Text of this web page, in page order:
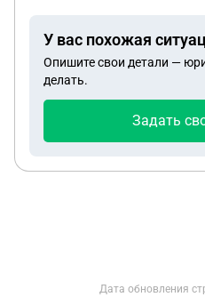
работает и получает
дать ответ.
У вас похожая
Опишите свои детали —
делать.
Задать
Дата обновления